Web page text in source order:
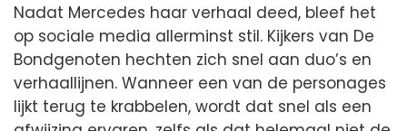
Nadat Mercedes haar verhaal deed, bleef het
op sociale media allerminst stil. Kijkers van De
Bondgenoten hechten zich snel aan duo’s en
verhaallijnen. Wanneer een van de personages
lijkt terug te krabbelen, wordt dat snel als een